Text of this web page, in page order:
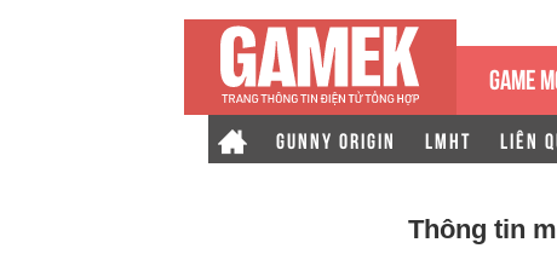
GAME
GUNNY ORIGIN LMHT LIÊN
Thông tin